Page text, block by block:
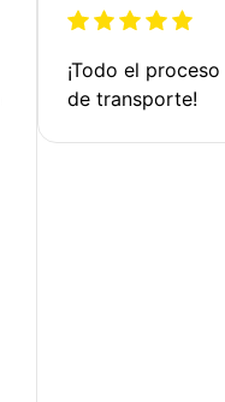
¡Todo el
de transporte!